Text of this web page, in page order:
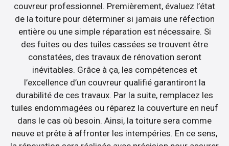
couvreur professionnel. Premièrement, évaluez l’état
de la toiture pour déterminer si jamais une réfection
entière ou une simple réparation est nécessaire. Si
des fuites ou des tuiles cassées se trouvent être
constatées, des travaux de rénovation seront
inévitables. Grâce à ça, les compétences et
l’excellence d’un couvreur qualifié garantiront la
durabilité de ces travaux. Par la suite, remplacez les
tuiles endommagées ou réparez la couverture en neuf
dans le cas où besoin. Ainsi, la toiture sera comme
neuve et prête à affronter les intempéries. En ce sens,